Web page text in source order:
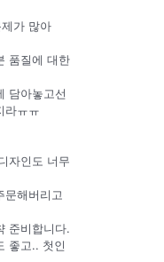
가 많아
품질에 대한
담아놓고선
라ㅠㅠ
자인도 너무
문해버리고
준비합니다.
좋고.. 첫인